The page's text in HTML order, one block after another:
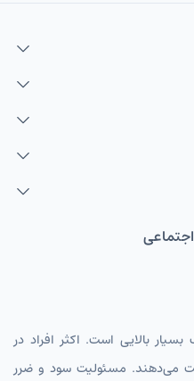
بالایی است. اکثر افراد در
می‌دهند. مسئولیت سود و ضرر